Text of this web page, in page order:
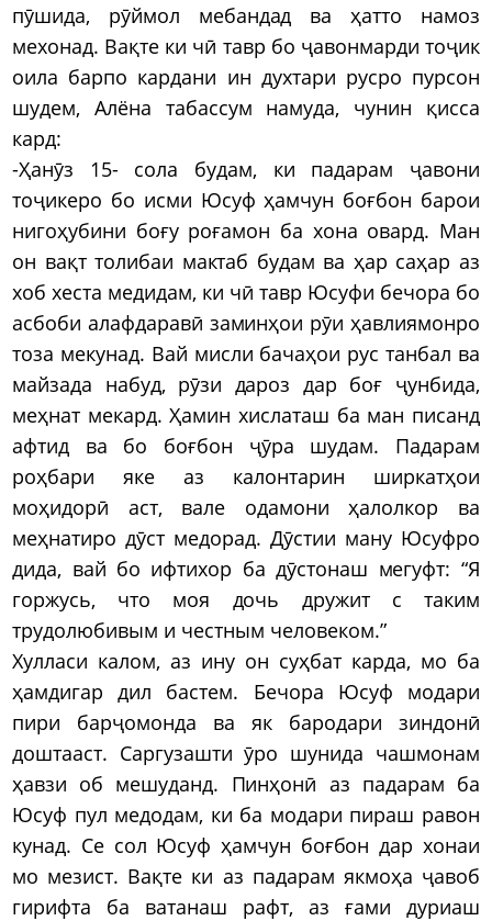
пӯшида, рӯймол мебандад ва ҳатто намоз
мехонад. Вақте ки чӣ тавр бо ҷавонмарди тоҷик
оила барпо кардани ин духтари русро пурсон
шудем, Алёна табассум намуда, чунин қисса
кард:
-Ҳанӯз 15- сола будам, ки падарам ҷавони
тоҷикеро бо исми Юсуф ҳамчун боғбон барои
нигоҳубини боғу роғамон ба хона овард. Ман
он вақт толибаи мактаб будам ва ҳар саҳар аз
хоб хеста медидам, ки чӣ тавр Юсуфи бечора бо
асбоби алафдаравӣ заминҳои рӯи ҳавлиямонро
тоза мекунад. Вай мисли бачаҳои рус танбал ва
майзада набуд, рӯзи дароз дар боғ ҷунбида,
меҳнат мекард. Ҳамин хислаташ ба ман писанд
афтид ва бо боғбон ҷӯра шудам. Падарам
роҳбари яке аз калонтарин ширкатҳои
моҳидорӣ аст, вале одамони ҳалолкор ва
меҳнатиро дӯст медорад. Дӯстии ману Юсуфро
дида, вай бо ифтихор ба дӯстонаш мегуфт: “Я
горжусь, что моя дочь дружит с таким
трудолюбивым и честным человеком.”
Хулласи калом, аз ину он суҳбат карда, мо ба
ҳамдигар дил бастем. Бечора Юсуф модари
пири барҷомонда ва як бародари зиндонӣ
доштааст. Саргузашти ӯро шунида чашмонам
ҳавзи об мешуданд. Пинҳонӣ аз падарам ба
Юсуф пул медодам, ки ба модари пираш равон
кунад. Се сол Юсуф ҳамчун боғбон дар хонаи
мо мезист. Вақте ки аз падарам якмоҳа ҷавоб
гирифта ба ватанаш рафт, аз ғами дуриаш